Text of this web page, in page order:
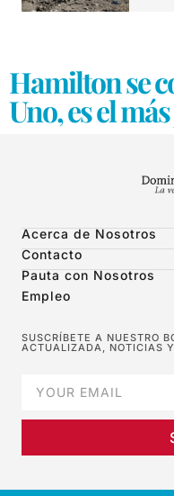
Hamilton se
Uno, es el
Acerca de Nosotros
Contacto
Pauta con Nosotros
Empleo
SUSCRÍBETE A NUESTRO
ACTUALIZADA, NOTICIAS